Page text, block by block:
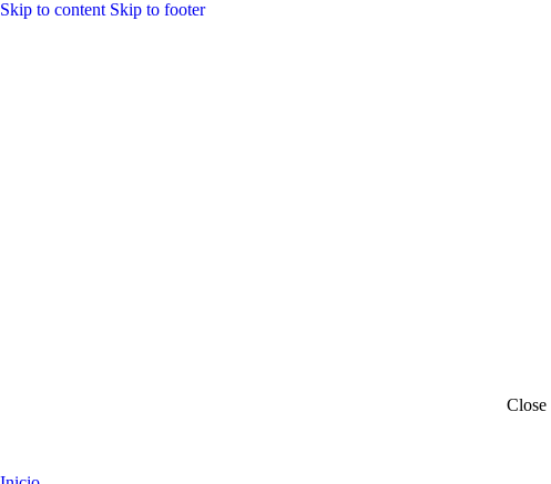
Skip to content Skip to footer
Close